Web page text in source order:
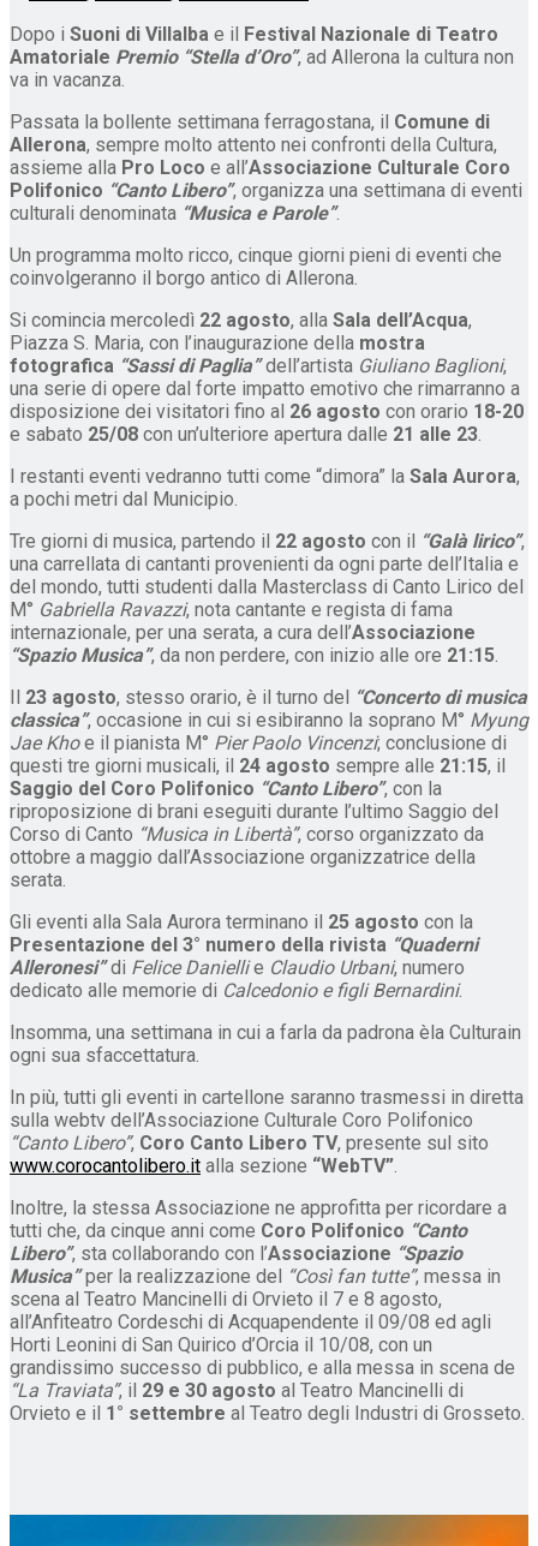
Dopo i Suoni di Villalba e il Festival Nazionale di Teatro
Amatoriale Premio “Stella d’Oro”, ad Allerona la cultura non
va in vacanza.
Passata la bollente settimana ferragostana, il Comune di
Allerona, sempre molto attento nei confronti della Cultura,
assieme alla Pro Loco e all’Associazione Culturale Coro
Polifonico “Canto Libero”, organizza una settimana di eventi
culturali denominata “Musica e Parole”.
Un programma molto ricco, cinque giorni pieni di eventi che
coinvolgeranno il borgo antico di Allerona.
Si comincia mercoledì 22 agosto, alla Sala dell’Acqua,
Piazza S. Maria, con l’inaugurazione della mostra
fotografica “Sassi di Paglia”dell’artista Giuliano Baglioni,
una serie di opere dal forte impatto emotivo che rimarranno a
disposizione dei visitatori fino al 26 agosto con orario 18-20
e sabato 25/08 con un’ulteriore apertura dalle 21 alle 23.
I restanti eventi vedranno tutti come “dimora” la Sala Aurora,
a pochi metri dal Municipio.
Tre giorni di musica, partendo il 22 agosto con il “Galà lirico”,
una carrellata di cantanti provenienti da ogni parte dell’Italia e
del mondo, tutti studenti dalla Masterclass di Canto Lirico del
M° Gabriella Ravazzi, nota cantante e regista di fama
internazionale, per una serata, a cura dell’Associazione
“Spazio Musica”, da non perdere, con inizio alle ore 21:15.
Il 23 agosto, stesso orario, è il turno del “Concerto di musica
classica”, occasione in cui si esibiranno la soprano M° Myung
Jae Khoe il pianista M° Pier Paolo Vincenzi; conclusione di
questi tre giorni musicali, il 24 agosto sempre alle 21:15, il
Saggio del Coro Polifonico “Canto Libero”, con la
riproposizione di brani eseguiti durante l’ultimo Saggio del
Corso di Canto “Musica in Libertà”, corso organizzato da
ottobre a maggio dall’Associazione organizzatrice della
serata.
Gli eventi alla Sala Aurora terminano il 25 agosto con la
Presentazione del 3° numero della rivista “Quaderni
Alleronesi”di Felice Daniellie Claudio Urbani, numero
dedicato alle memorie di Calcedonio e figli Bernardini.
Insomma, una settimana in cui a farla da padrona èla Culturain
ogni sua sfaccettatura.
In più, tutti gli eventi in cartellone saranno trasmessi in diretta
sulla webtv dell’Associazione Culturale Coro Polifonico
“Canto Libero”, Coro Canto Libero TV, presente sul sito
www.corocantolibero.it alla sezione “WebTV”.
Inoltre, la stessa Associazione ne approfitta per ricordare a
tutti che, da cinque anni come Coro Polifonico “Canto
Libero”, sta collaborando con l’Associazione “Spazio
Musica”per la realizzazione del “Così fan tutte”, messa in
scena al Teatro Mancinelli di Orvieto il 7 e 8 agosto,
all’Anfiteatro Cordeschi di Acquapendente il 09/08 ed agli
Horti Leonini di San Quirico d’Orcia il 10/08, con un
grandissimo successo di pubblico, e alla messa in scena de
“La Traviata”, il 29 e 30 agosto al Teatro Mancinelli di
Orvieto e il 1° settembre al Teatro degli Industri di Grosseto.